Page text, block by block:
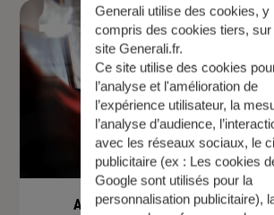
Assurance de prêt immobilier
Generali utilise des cookies, y
compris des cookies tiers, sur
site Generali.fr.
Ce site utilise des cookies
l’analyse et l'amélioration de
l’expérience utilisateur, la
l’analyse d’audience,
avec les réseaux sociaux, le
publicitaire (ex : Les cookies
Google sont utilisés pour la
personnalisation publicitaire),